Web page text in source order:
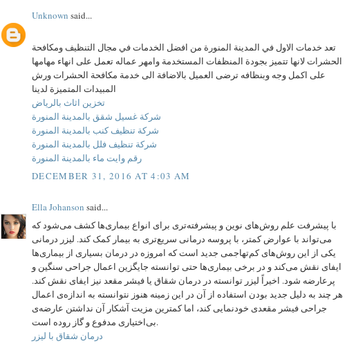
Unknown said...
تعد خدمات الاول في المدينة المنورة من افضل الخدمات في مجال التنظيف ومكافحة
الحشرات لانها تتميز بجودة المنظفات المستخدمة وامهر عماله تعمل على انهاء مهامها
على اكمل وجه وبنظافه ترضى العميل بالاضافة الى خدمة مكافحة الحشرات ورش
المبيدات المتميزة لدينا
تخزين اثاث بالرياض
شركة غسيل شقق بالمدينة المنورة
شركة تنظيف كنب بالمدينة المنورة
شركة تنظيف فلل بالمدينة المنورة
رقم وايت ماء بالمدينة المنورة
DECEMBER 31, 2016 AT 4:03 AM
Ella Johanson said...
با پیشرفت علم روش‌های نوین و پیشرفته‌تری برای انواع بیماری‌ها کشف می‌شود که
می‌تواند با عوارض کمتر، با پروسه درمانی سریع‌تری به بیمار کمک کند. لیزر درمانی
یکی از این روش‌های کم‌تهاجمی جدید است که امروزه در درمان بسیاری از بیماری‌ها
ایفای نقش می‌کند و در برخی بیماری‌ها حتی توانسته جایگزین اعمال جراحی سنگین و
پرعارضه شود. اخیراً لیزر توانسته در درمان شقاق یا فیشر مقعد نیز ایفای نقش کند.
هر چند به دلیل جدید بودن استفاده از آن در این زمینه هنوز نتوانسته به اندازه‌ی اعمال
جراحی فیشر مقعدی خودنمایی کند، اما کمترین مزیت آشکار آن نداشتن عارضه‌ی
بی‌اختیاری مدفوع و گاز روده است.
درمان شقاق با لیزر